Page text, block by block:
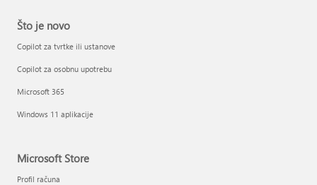
Što je novo
Copilot za tvrtke ili ustanove
Copilot za osobnu upotrebu
Microsoft 365
Windows 11 aplikacije
Microsoft Store
Profil računa